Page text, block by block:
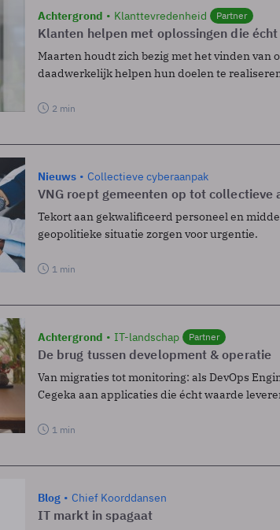
Achtergrond Klanttevredenheid Partner
Klanten helpen met oplossingen die
Maarten houdt zich bezig met het vinden van
daadwerkelijk helpen hun doelen te
2 min
Nieuws Collectieve cyberaanpak
VNG roept gemeenten op tot collectieve
Tekort aan gekwalificeerd personeel en
geopolitieke situatie zorgen voor urgentie.
1 min
Achtergrond IT-landschap Partner
De brug tussen development & operatie
Van migraties tot monitoring: als DevOps
Cegeka aan applicaties die écht waarde
1 min
Blog Chief Koorddansen
IT markt in spagaat